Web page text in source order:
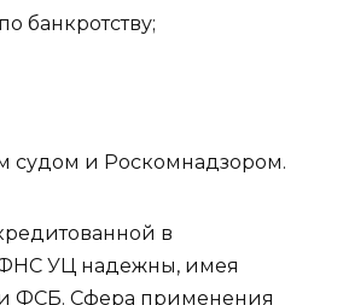
банкротству;
судом и Роскомнадзором.
в
УЦ надежны, имея
ФСБ. Сфера применения